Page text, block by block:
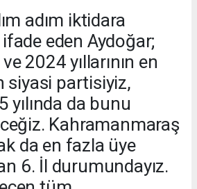
adım iktidara
eden Aydoğar;
2024 yıllarının en
siyasi partisiyiz,
yılında da bunu
Kahramanmaraş
da en fazla üye
6. İl durumundayız.